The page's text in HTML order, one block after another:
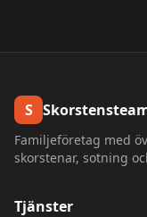
S
Familjeföretag med
skorstenar, sotning
Tjänster